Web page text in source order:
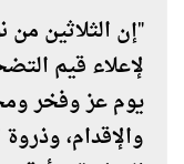
"إن الثلاثين من
لإعلاء قيم
يوم عز وفخر
والإقدام،